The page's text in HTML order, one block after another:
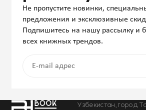
Узбекистан, город
Не пропустите новинки,
предложения и эксклюзивные
Подпишитесь на нашу рассылку и
всех книжных трендов.